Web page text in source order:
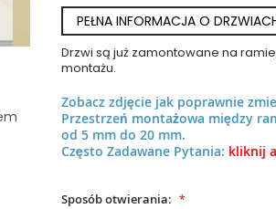
LIM Cristallo double -
PEŁNA INFORMACJA O
Drzwi są już zamontowane na
montażu.
Zobacz zdjęcie jak poprawnie
Przestrzeń montażowa między
od 5 mm do 20 mm.
Często Zadawane Pytania: kliknij
Sposób otwierania: